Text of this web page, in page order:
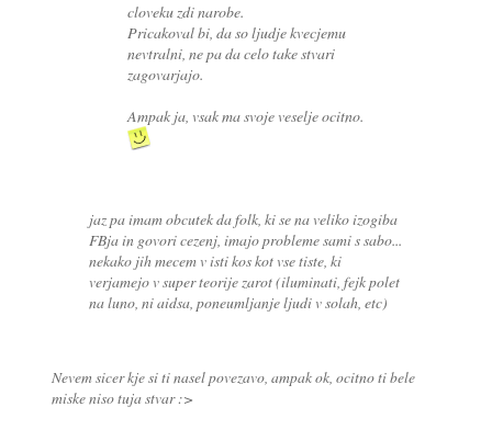
cloveku zdi narobe.
Pricakoval bi, da so ljudje kvecjemu
nevtralni, ne pa da celo take stvari
zagovarjajo.
Ampak ja, vsak ma svoje veselje ocitno.
jaz pa imam obcutek da folk, ki se na veliko izogiba
FBja in govori cezenj, imajo probleme sami s sabo...
nekako jih mecem v isti kos kot vse tiste, ki
verjamejo v super teorije zarot (iluminati, fejk polet
na luno, ni aidsa, poneumljanje ljudi v solah, etc)
Nevem sicer kje si ti nasel povezavo, ampak ok, ocitno ti bele
miske niso tuja stvar :>